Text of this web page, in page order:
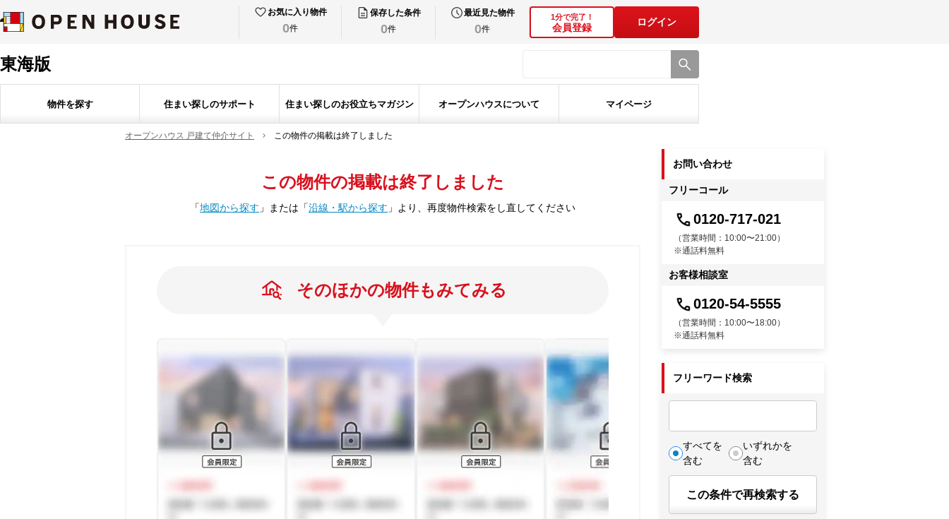
お気に入り物件
0件
保存した条件
0件
最近見た物件
0件
1分で完了！
会員登録
ログイン
東海版
物件を探す 住まい探しのサポート 住まい探しのお役立ちマガジン オープンハウスについて マイページ
オープンハウス 戸建て仲介サイト この物件の掲載は終了しました
この物件の掲載は終了しました
「地図から探す 」 または 「沿線・駅から探す 」 より、再度物件検索をし直してください
そのほかの物件もみてみる
お問い合わせ
フリーコール
0120-717-021
（営業時間：10:00〜21:00）
※通話料無料
お客様相談室
0120-54-5555
（営業時間：10:00〜18:00）
※通話料無料
フリーワード検索
すべてを
含む
いずれかを
含む
この条件で再検索する